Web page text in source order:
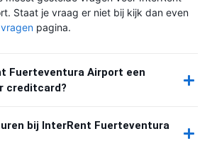
Staat je vraag er niet bij kijk dan even
pagina.
Fuerteventura Airport een
creditcard?
bij InterRent Fuerteventura